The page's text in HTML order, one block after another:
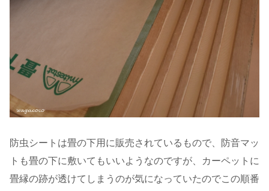
防虫シートは畳の下用に販売されているもので、防音マッ
トも畳の下に敷いてもいいようなのですが、カーペットに
畳縁の跡が透けてしまうのが気になっていたのでこの順番